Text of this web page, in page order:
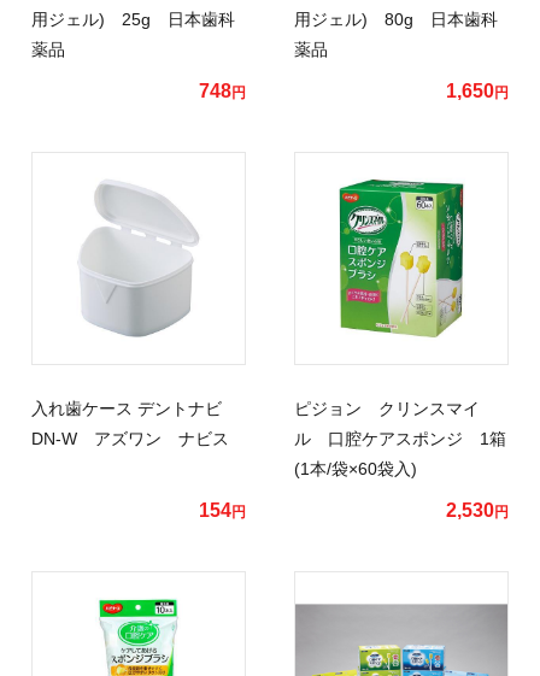
用ジェル) 25g 日本歯科
薬品
748円
用ジェル) 80g 日本歯科
薬品
1,650円
入れ歯ケース デントナビ
DN-W アズワン ナビス
154円
ピジョン クリンスマイ
ル 口腔ケアスポンジ 1箱
(1本/袋×60袋入)
2,530円